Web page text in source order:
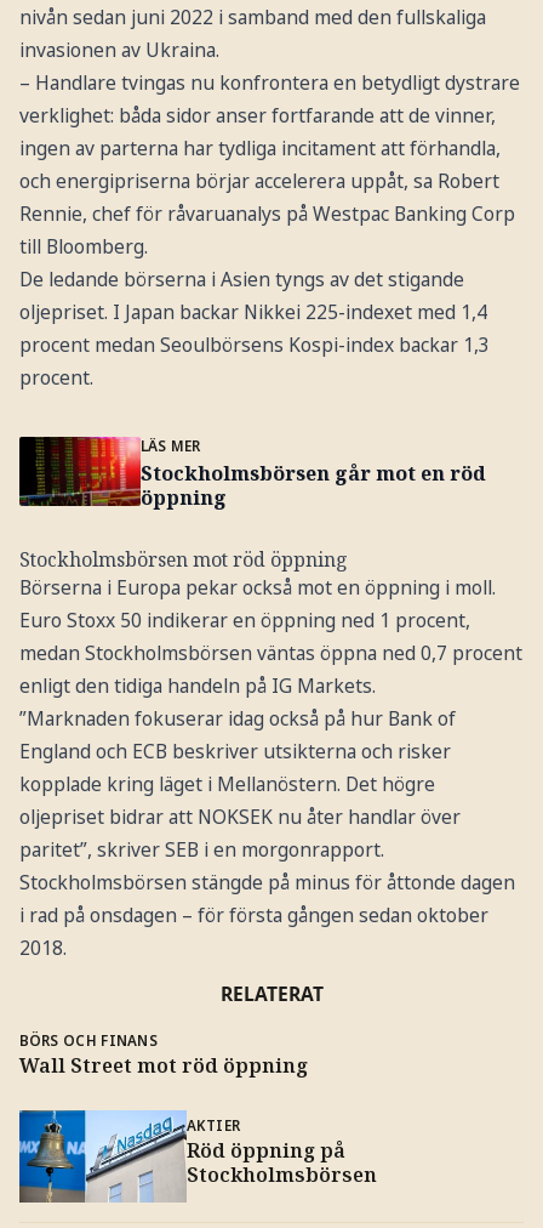
nivån sedan juni 2022 i samband med den fullskaliga
invasionen av Ukraina.
– Handlare tvingas nu konfrontera en betydligt dystrare
verklighet: båda sidor anser fortfarande att de vinner,
ingen av parterna har tydliga incitament att förhandla,
och energipriserna börjar accelerera uppåt, sa Robert
Rennie, chef för råvaruanalys på Westpac Banking Corp
till Bloomberg.
De ledande börserna i Asien tyngs av det stigande
oljepriset. I Japan backar Nikkei 225-indexet med 1,4
procent medan Seoulbörsens Kospi-index backar 1,3
procent.
LÄS MER
Stockholmsbörsen går mot en röd
öppning
Stockholmsbörsen mot röd öppning
Börserna i Europa pekar också mot en öppning i moll.
Euro Stoxx 50 indikerar en öppning ned 1 procent,
medan Stockholmsbörsen väntas öppna ned 0,7 procent
enligt den tidiga handeln på IG Markets.
”Marknaden fokuserar idag också på hur Bank of
England och ECB beskriver utsikterna och risker
kopplade kring läget i Mellanöstern. Det högre
oljepriset bidrar att NOKSEK nu åter handlar över
paritet”, skriver SEB i en morgonrapport.
Stockholmsbörsen stängde på minus för åttonde dagen
i rad på onsdagen – för första gången sedan oktober
2018.
RELATERAT
BÖRS OCH FINANS
Wall Street mot röd öppning
AKTIER
Röd öppning på
Stockholmsbörsen